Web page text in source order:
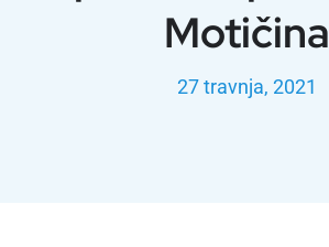
Motičina
27 travnja, 2021